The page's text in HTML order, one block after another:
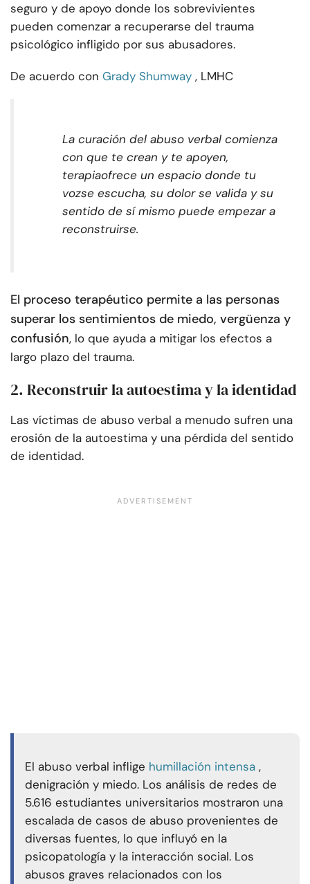
seguro y de apoyo donde los sobrevivientes
pueden comenzar a recuperarse del trauma
psicológico infligido por sus abusadores.
De acuerdo con Grady Shumway , LMHC
La curación del abuso verbal comienza
con que te crean y te apoyen,
terapiaofrece un espacio donde tu
vozse escucha, su dolor se valida y su
sentido de sí mismo puede empezar a
reconstruirse.
El proceso terapéutico permite a las personas
superar los sentimientos de miedo, vergüenza y
confusión, lo que ayuda a mitigar los efectos a
largo plazo del trauma.
2. Reconstruir la autoestima y la identidad
Las víctimas de abuso verbal a menudo sufren una
erosión de la autoestima y una pérdida del sentido
de identidad.
El abuso verbal inflige humillación intensa ,
denigración y miedo. Los análisis de redes de
5.616 estudiantes universitarios mostraron una
escalada de casos de abuso provenientes de
diversas fuentes, lo que influyó en la
psicopatología y la interacción social. Los
abusos graves relacionados con los